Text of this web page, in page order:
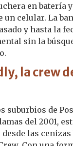
en batería
un celular. La
y hasta la
sin la
la crew
suburbios de
del 2001,
las